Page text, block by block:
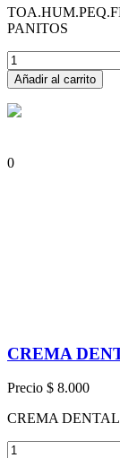
PANITOS
Añadir al carrito
0
CREMA
Precio $ 8.000
CREMA